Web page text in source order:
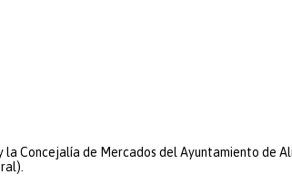
Concejalía de Mercados del Ayuntamiento